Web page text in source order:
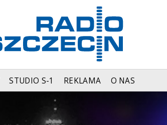
STUDIO S-1 REKLAMA O NAS